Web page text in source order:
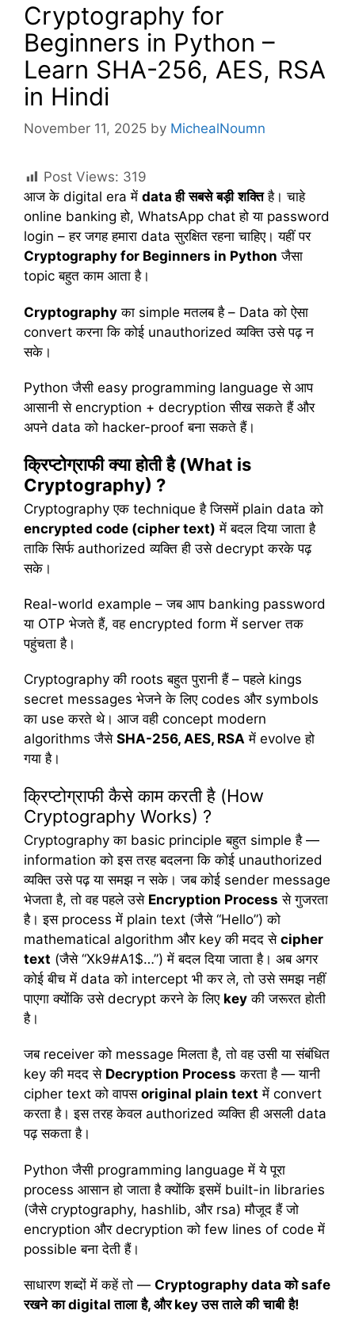
Cryptography for
Beginners in Python –
Learn SHA-256, AES, RSA
in Hindi
November 11, 2025 by MichealNoumn
Post Views: 319
आज के digital era में dataही सबसे बड़ी शक्तिहै। चाहे
online banking हो, WhatsApp chat हो या password
login – हर जगह हमारा data सुरक्षित रहना चाहिए। यहीं पर
Cryptography for Beginners in Python जैसा
topic बहुत काम आता है।
Cryptography का simple मतलब है – Data को ऐसा
convert करना कि कोई unauthorized व्यक्ति उसे पढ़ न
सके।
Python जैसी easy programming language से आप
आसानी से encryption + decryption सीख सकते हैं और
अपने data को hacker-proof बना सकते हैं।
क्रिप्टोग्राफी क्या होती है(What is
Cryptography) ?
Cryptography एक technique है जिसमें plain data को
encrypted code (cipher text) में बदल दिया जाता है
ताकि सिर्फ authorized व्यक्ति ही उसे decrypt करके पढ़
सके।
Real-world example – जब आप banking password
या OTP भेजते हैं, वह encrypted form में server तक
पहुंचता है।
Cryptography की roots बहुत पुरानी हैं – पहले kings
secret messages भेजने के लिए codes और symbols
का use करते थे। आज वही concept modern
algorithms जैसे SHA-256, AES, RSA में evolve हो
गया है।
क्रिप्टोग्राफी कैसे काम करती है (How
Cryptography Works) ?
Cryptography का basic principle बहुत simple है —
information को इस तरह बदलना कि कोई unauthorized
व्यक्ति उसे पढ़ या समझ न सके। जब कोई sender message
भेजता है, तो वह पहले उसे Encryption Process से गुजरता
है। इस process में plain text (जैसे “Hello”) को
mathematical algorithm और key की मदद से cipher
text (जैसे “Xk9#A1$…”) में बदल दिया जाता है। अब अगर
कोई बीच में data को intercept भी कर ले, तो उसे समझ नहीं
पाएगा क्योंकि उसे decrypt करने के लिए key की जरूरत होती
है।
जब receiver को message मिलता है, तो वह उसी या संबंधित
key की मदद से Decryption Process करता है — यानी
cipher text को वापस original plain text में convert
करता है। इस तरह केवल authorized व्यक्ति ही असली data
पढ़ सकता है।
Python जैसी programming language में ये पूरा
process आसान हो जाता है क्योंकि इसमें built-in libraries
(जैसे cryptography, hashlib, और rsa) मौजूद हैं जो
encryption और decryption को few lines of code में
possible बना देती हैं।
साधारण शब्दों में कहें तो — Cryptography dataकोsafe
रखने काdigitalताला है, औरkeyउस ताले की चाबी है!